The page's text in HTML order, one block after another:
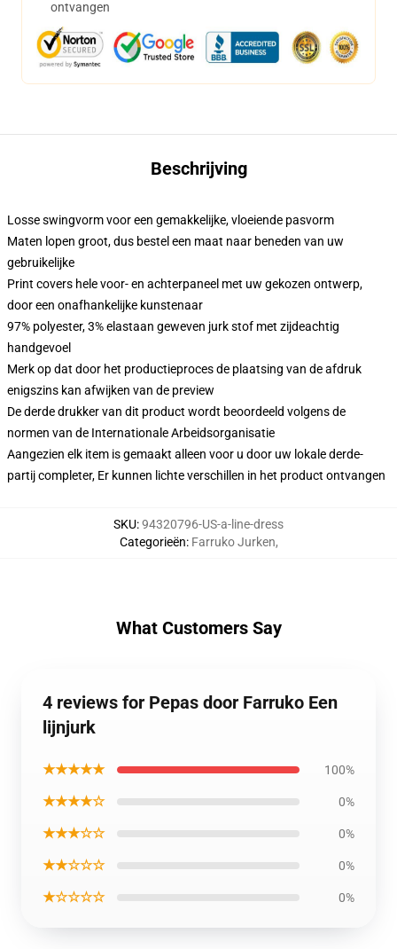
ontvangen
Beschrijving
Losse swingvorm voor een gemakkelijke, vloeiende pasvorm
Maten lopen groot, dus bestel een maat naar beneden van uw
gebruikelijke
Print covers hele voor- en achterpaneel met uw gekozen ontwerp,
door een onafhankelijke kunstenaar
97% polyester, 3% elastaan geweven jurk stof met zijdeachtig
handgevoel
Merk op dat door het productieproces de plaatsing van de afdruk
enigszins kan afwijken van de preview
De derde drukker van dit product wordt beoordeeld volgens de
normen van de Internationale Arbeidsorganisatie
Aangezien elk item is gemaakt alleen voor u door uw lokale derde-
partij completer, Er kunnen lichte verschillen in het product ontvangen
SKU:94320796-US-a-line-dress
Categorieën: Farruko Jurken,
What Customers Say
4 reviews for Pepas door Farruko Een
lijnjurk
★★★★★ 100%
★★★★☆ 0%
★★★☆☆ 0%
★★☆☆☆ 0%
★☆☆☆☆ 0%